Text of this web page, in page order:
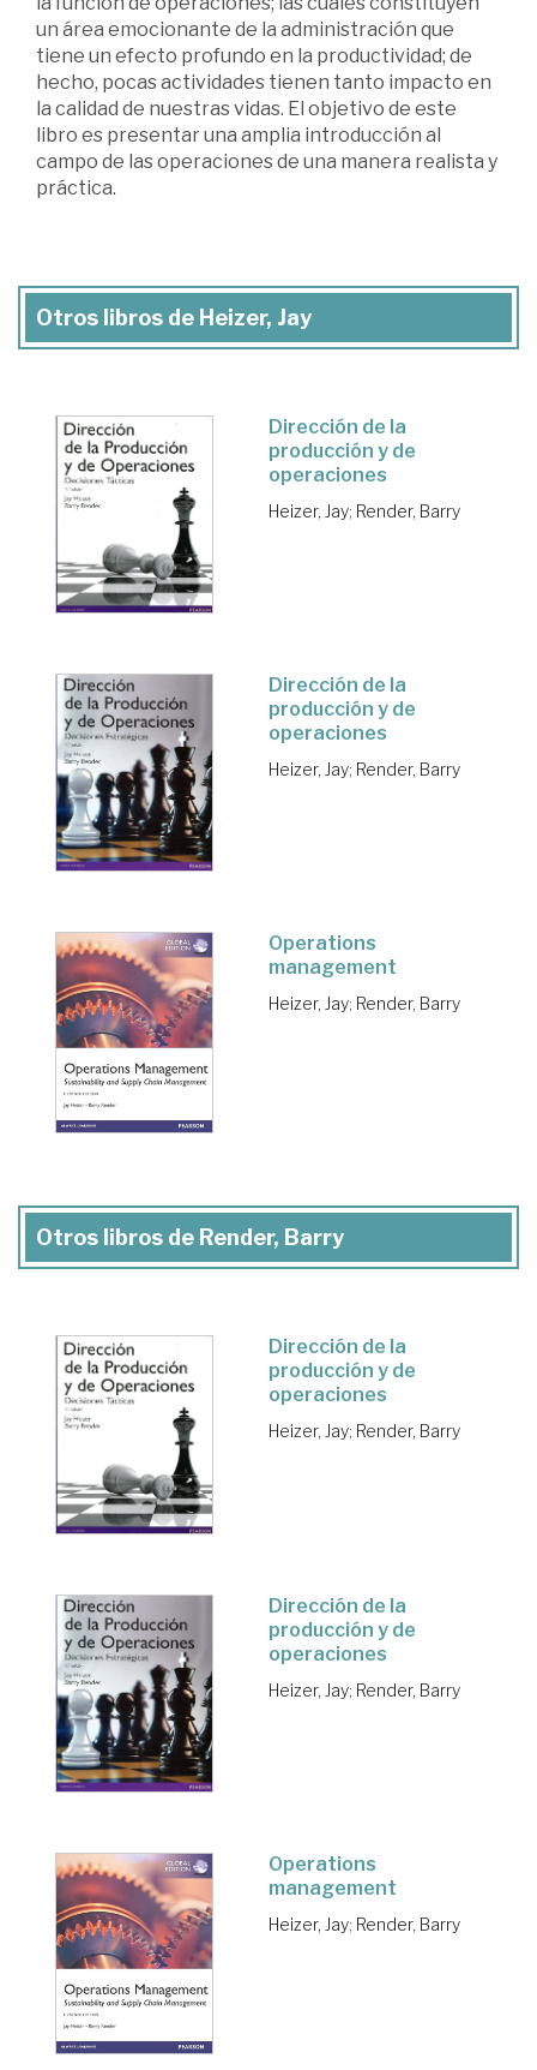
un área emocionante de la administración que
tiene un efecto profundo en la productividad; de
hecho, pocas actividades tienen tanto impacto en
la calidad de nuestras vidas. El objetivo de este
libro es presentar una amplia introducción al
campo de las operaciones de una manera realista y
práctica.
Otros libros de Heizer, Jay
Dirección de la
producción y de
operaciones
Heizer, Jay; Render, Barry
Dirección de la
producción y de
operaciones
Heizer, Jay; Render, Barry
Operations
management
Heizer, Jay; Render, Barry
Otros libros de Render, Barry
Dirección de la
producción y de
operaciones
Heizer, Jay; Render, Barry
Dirección de la
producción y de
operaciones
Heizer, Jay; Render, Barry
Operations
management
Heizer, Jay; Render, Barry